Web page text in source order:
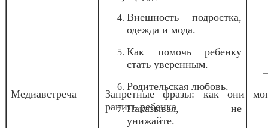
Медиавстреча
Запретные фразы: как они
ранить ребенка
Внешность подростка,
одежда и мода.
Как помочь ребенку
стать уверенным.
Родительская любовь.
Наказывая, не
унижайте.